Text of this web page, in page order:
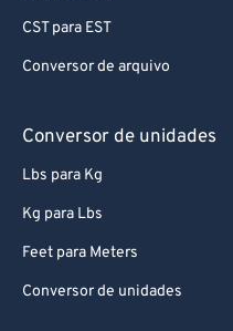
CST para EST
Conversor de arquivo
Conversor de unidades
Lbs para Kg
Kg para Lbs
Feet para Meters
Conversor de unidades